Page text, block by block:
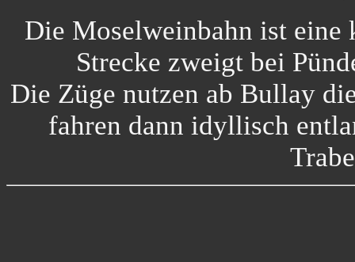
Die Moselweinbahn ist
Strecke zweigt bei
Die Züge nutzen ab Bullay
fahren dann idyllisch